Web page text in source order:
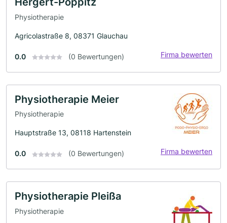
Physiotherapie
Agricolastraße 8, 08371 Glauchau
0.0 (0 Bewertungen) Firma bewerten
Physiotherapie Meier
Physiotherapie
Hauptstraße 13, 08118 Hartenstein
0.0 (0 Bewertungen) Firma bewerten
Physiotherapie Pleißa
Physiotherapie